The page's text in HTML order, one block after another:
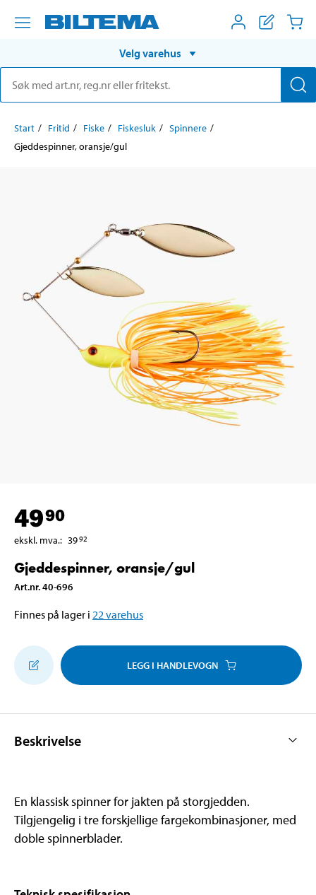
Velg varehus
Start Fritid Fiske Fiskesluk
Spinnere
Gjeddespinner, oransje/gul
4990
ekskl. mva.: 3992
Gjeddespinner, oransje/gul
Art.nr.40-696
Finnes på lager i 22 varehus
LEGG I HANDLEVOGN
Beskrivelse
En klassisk spinner for jakten på storgjedden.
Tilgjengelig i tre forskjellige fargekombinasjoner, med
doble spinnerblader.